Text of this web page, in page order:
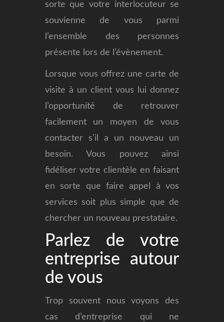
sorte que votre interlocuteur se
souvienne de vous parmi
l’ensemble des personnes
présente lors de l’évènement.
Lorsque vous offrez une carte de
visite à un client vous lui donnez
l’opportunité de retrouver
facilement un moyen de vous
contacter s’il a un nouveau un
besoin. Vous pouvez ainsi
fidéliser votre clientèle en faisant
en sorte que faire appel à vos
services soit plus simple que de
chercher un nouveau prestataire.
Parlez de votre
entreprise autour
de vous
Trop souvent nous voyons des
cas d’entreprise qui ne